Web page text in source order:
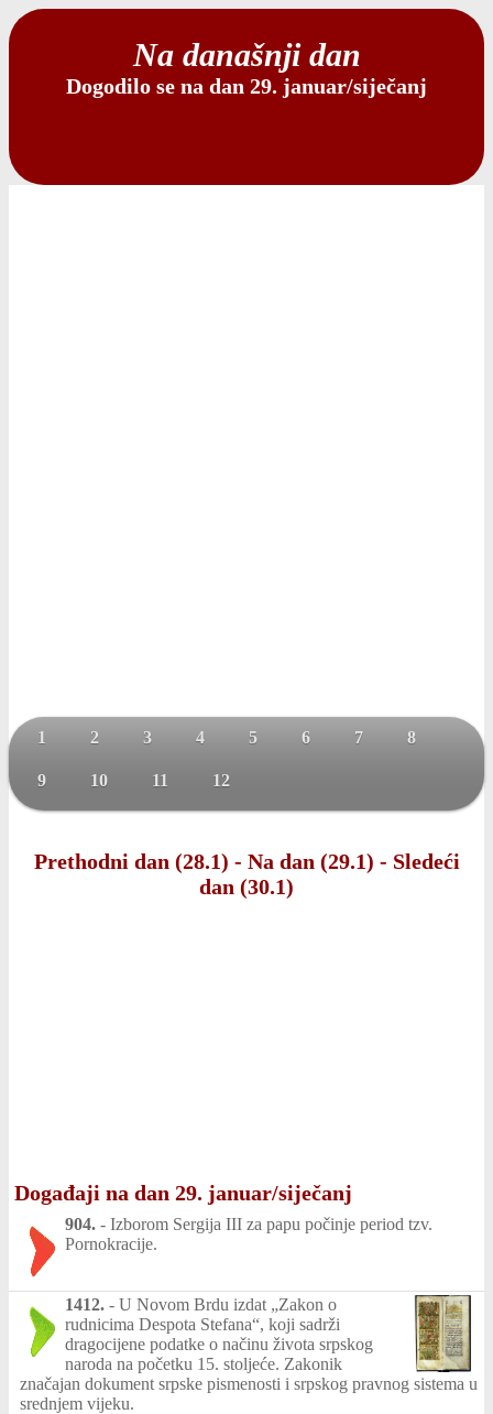
Na današnji dan
Dogodilo se na dan 29. januar/siječanj
1 2 3 4 5 6 7 8
9 10 11 12
Prethodni dan (28.1) - Na dan (29.1) - Sledeći
dan (30.1)
Događaji na dan 29. januar/siječanj
904. - Izborom Sergija III za papu počinje period tzv.
Pornokracije.
1412. - U Novom Brdu izdat „Zakon o
rudnicima Despota Stefana“, koji sadrži
dragocijene podatke o načinu života srpskog
naroda na početku 15. stoljeće. Zakonik
značajan dokument srpske pismenosti i srpskog pravnog sistema u
srednjem vijeku.